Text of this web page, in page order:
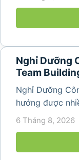
nguyên sơ,
Nghỉ Dưỡng
Team
Nghỉ Dưỡng
hướng được
hợp giữa nghỉ
dựng tinh thần
lịch đơn thuần,
6 Tháng 8, 2026